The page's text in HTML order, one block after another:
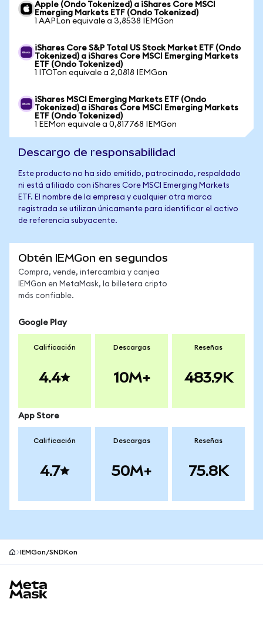
Apple (Ondo Tokenized) a iShares Core MSCI
Emerging Markets ETF (Ondo Tokenized)
1 AAPLon equivale a 3,8538 IEMGon
iShares Core S&P Total US Stock Market ETF (Ondo
Tokenized) a iShares Core MSCI Emerging Markets
ETF (Ondo Tokenized)
1 ITOTon equivale a 2,0818 IEMGon
iShares MSCI Emerging Markets ETF (Ondo
Tokenized) a iShares Core MSCI Emerging Markets
ETF (Ondo Tokenized)
1 EEMon equivale a 0,817768 IEMGon
Descargo de responsabilidad
Este producto no ha sido emitido, patrocinado, respaldado
ni está afiliado con iShares Core MSCI Emerging Markets
ETF. El nombre de la empresa y cualquier otra marca
registrada se utilizan únicamente para identificar el activo
de referencia subyacente.
Obtén IEMGon en segundos
Compra, vende, intercambia y canjea
IEMGon en MetaMask, la billetera cripto
más confiable.
Google Play
Calificación
4.4
Descargas
10M+
Reseñas
483.9K
App Store
Calificación
4.7
Descargas
50M+
Reseñas
75.8K
IEMGon/SNDKon